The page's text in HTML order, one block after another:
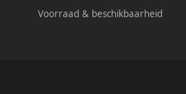
Voorraad & beschikbaarheid